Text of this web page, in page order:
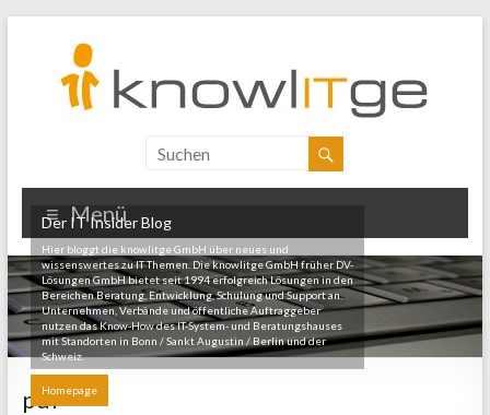
Menü
Der IT Insider Blog
Hier bloggt die knowlitge GmbH über neues und
wissenswertes zu IT Themen. Die knowlitge GmbH früher DV-
Lösungen GmbH bietet seit 1994 erfolgreich Lösungen in den
Bereichen Beratung, Entwicklung, Schulung und Support an.
Unternehmen, Verbände und öffentliche Auftraggeber
nutzen das Know-How des IT-System- und Beratungshauses
mit Standorten in Bonn / Sankt Augustin / Berlin und der
Schweiz.
Homepage
pdf